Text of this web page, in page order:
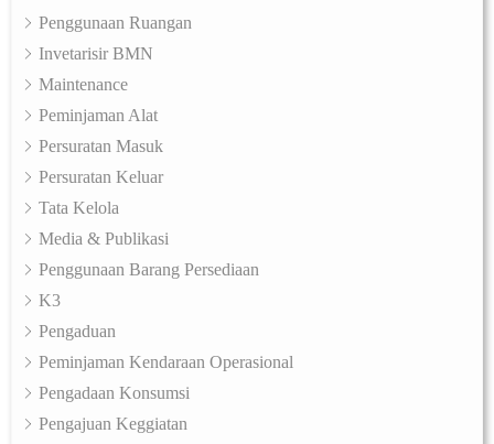
Penggunaan Ruangan
Invetarisir BMN
Maintenance
Peminjaman Alat
Persuratan Masuk
Persuratan Keluar
Tata Kelola
Media & Publikasi
Penggunaan Barang Persediaan
K3
Pengaduan
Peminjaman Kendaraan Operasional
Pengadaan Konsumsi
Pengajuan Keggiatan